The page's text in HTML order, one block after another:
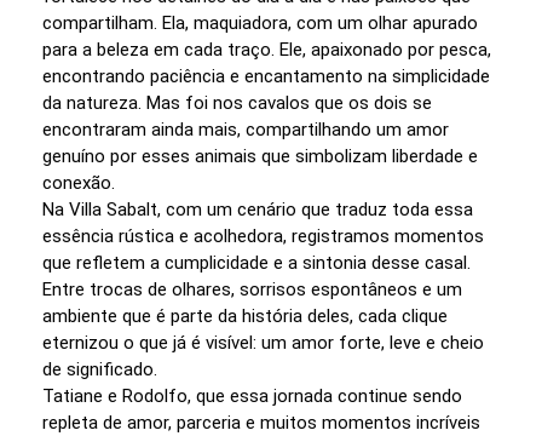
compartilham. Ela, maquiadora, com um olhar apurado
para a beleza em cada traço. Ele, apaixonado por pesca,
encontrando paciência e encantamento na simplicidade
da natureza. Mas foi nos cavalos que os dois se
encontraram ainda mais, compartilhando um amor
genuíno por esses animais que simbolizam liberdade e
conexão.
Na Villa Sabalt, com um cenário que traduz toda essa
essência rústica e acolhedora, registramos momentos
que refletem a cumplicidade e a sintonia desse casal.
Entre trocas de olhares, sorrisos espontâneos e um
ambiente que é parte da história deles, cada clique
eternizou o que já é visível: um amor forte, leve e cheio
de significado.
Tatiane e Rodolfo, que essa jornada continue sendo
repleta de amor, parceria e muitos momentos incríveis